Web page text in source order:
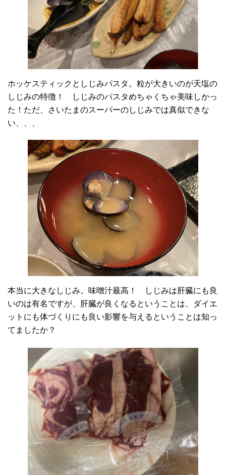
ホッケスティックとしじみパスタ。粒が大きいのが天塩の
しじみの特徴！ しじみのパスタめちゃくちゃ美味しかっ
た！ただ、さいたまのスーパーのしじみでは真似できな
い、、、
本当に大きなしじみ。味噌汁最高！ しじみは肝臓にも良
いのは有名ですが、肝臓が良くなるということは、ダイエ
ットにも体づくりにも良い影響を与えるということは知っ
てましたか？